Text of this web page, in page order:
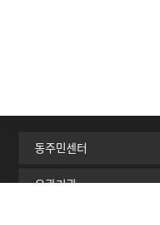
동주민센터
유관기관